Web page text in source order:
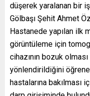
düşerek yaralanan bir
Gölbaşı Şehit Ahmet
Hastanede yapılan ilk
görüntüleme için
cihazının bozuk
yönlendirildiğini
hastalarına bakılması